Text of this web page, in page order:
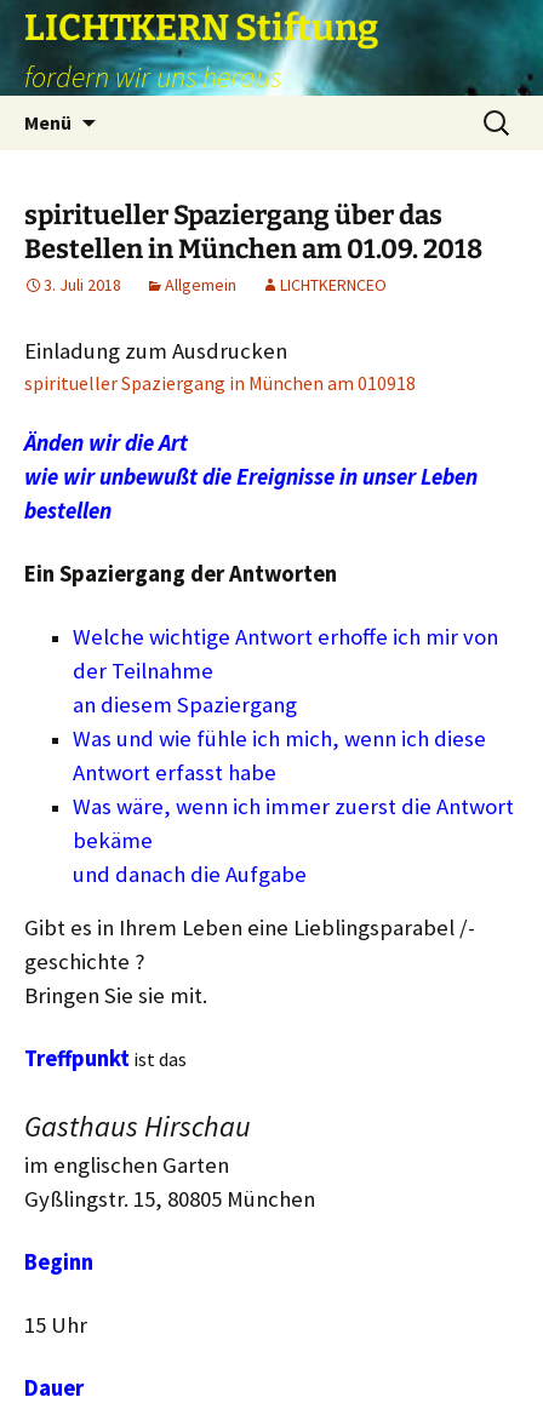
Zum
Inhalt
springen
LICHTKERN Stiftung
fordern wir uns heraus
Menü
Suchen
nach:
spiritueller Spaziergang über das
Bestellen in München am 01.09. 2018
3. Juli 2018 Allgemein LICHTKERNCEO
Einladung zum Ausdrucken
spiritueller Spaziergang in München am 010918
Änden wir die Art
wie wir unbewußt die Ereignisse in unser Leben
bestellen
Ein Spaziergang der Antworten
Welche wichtige Antwort erhoffe ich mir von
der Teilnahme
an diesem Spaziergang
Was und wie fühle ich mich, wenn ich diese
Antwort erfasst habe
Was wäre, wenn ich immer zuerst die Antwort
bekäme
und danach die Aufgabe
Gibt es in Ihrem Leben eine Lieblingsparabel /-
geschichte ?
Bringen Sie sie mit.
Treffpunkt ist das
Gasthaus Hirschau
im englischen Garten
Gyßlingstr. 15, 80805 München
Beginn
15 Uhr
Dauer